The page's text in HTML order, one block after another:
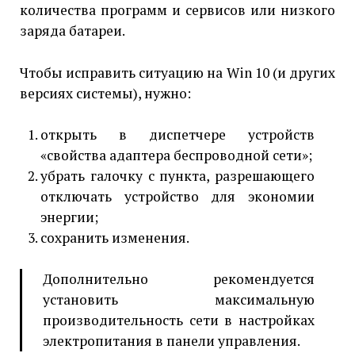
количества программ и сервисов или низкого
заряда батареи.
Чтобы исправить ситуацию на Win 10 (и других
версиях системы), нужно:
открыть в диспетчере устройств
«свойства адаптера беспроводной сети»;
убрать галочку с пункта, разрешающего
отключать устройство для экономии
энергии;
сохранить изменения.
Дополнительно рекомендуется
установить максимальную
производительность сети в настройках
электропитания в панели управления.